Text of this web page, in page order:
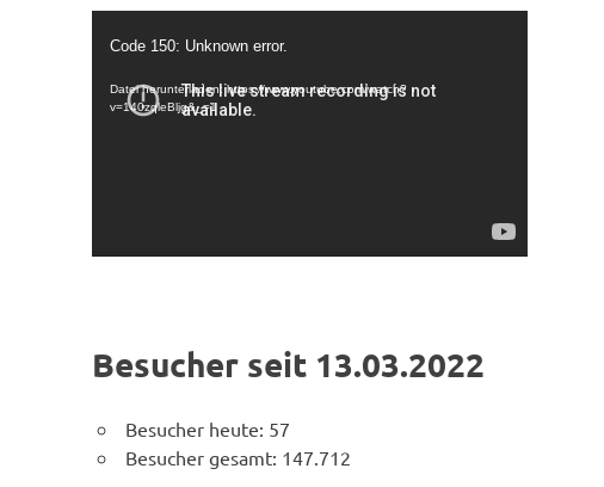
Player
Code 150: Unknown error.
Datei herunterladen: https://www.youtube.com/watch?
v=140zqleBljg&_=1
Besucher seit 13.03.2022
Besucher heute: 57
Besucher gesamt: 147.712